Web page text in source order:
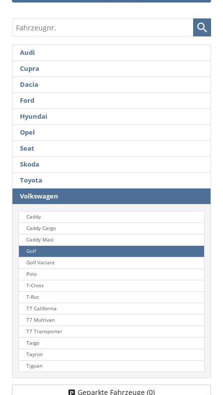
Fahrzeugnr.
Audi
Cupra
Dacia
Ford
Hyundai
Opel
Seat
Skoda
Toyota
Volkswagen
Caddy
Caddy Cargo
Caddy Maxi
Golf
Golf Variant
Polo
T-Cross
T-Roc
T7 California
T7 Multivan
T7 Transporter
Taigo
Tayron
Tiguan
Geparkte Fahrzeuge (0)